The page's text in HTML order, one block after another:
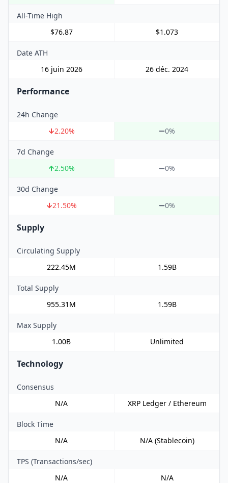
All-Time High
$76.87
$1.073
Date ATH
16 juin 2026
26 déc. 2024
Performance
24h Change
2.20% 0%
7d Change
2.50% 0%
30d Change
21.50% 0%
Supply
Circulating Supply
222.45M
1.59B
Total Supply
955.31M
1.59B
Max Supply
1.00B
Unlimited
Technology
Consensus
N/A
XRP Ledger / Ethereum
Block Time
N/A
N/A (Stablecoin)
TPS (Transactions/sec)
N/A
N/A